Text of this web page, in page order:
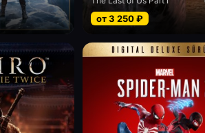
от3 250₽